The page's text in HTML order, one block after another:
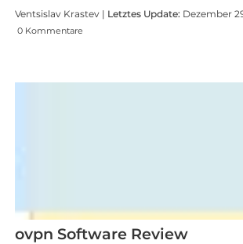
Ventsislav Krastev | Letztes Update: Dezember
0 Kommentare
ovpn Software Review